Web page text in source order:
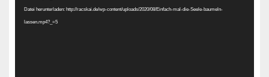
Datei herunterladen: http://racskai.de/wp-content/uploads/2020/08/Einfach-mal-die-Seele-baumeln-
lassen.mp4?_=5